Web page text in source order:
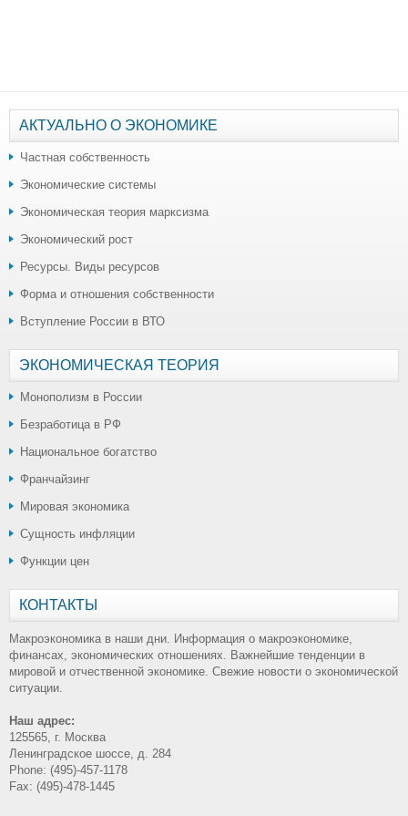
АКТУАЛЬНО О ЭКОНОМИКЕ
Частная собственность
Экономические системы
Экономическая теория марксизма
Экономический рост
Ресурсы. Виды ресурсов
Форма и отношения собственности
Вступление России в ВТО
ЭКОНОМИЧЕСКАЯ ТЕОРИЯ
Монополизм в России
Безработица в РФ
Национальное богатство
Франчайзинг
Мировая экономика
Сущность инфляции
Функции цен
КОНТАКТЫ
Макроэкономика в наши дни. Информация о макроэкономике,
финансах, экономических отношениях. Важнейшие тенденции в
мировой и отчественной экономике. Свежие новости о экономической
ситуации.
Наш адрес:
125565, г. Москва
Ленинградское шоссе, д. 284
Phone: (495)-457-1178
Fax: (495)-478-1445